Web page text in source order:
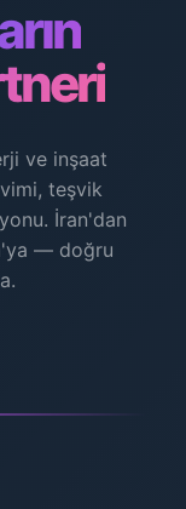
ve inşaat
teşvik
İran'dan
— doğru